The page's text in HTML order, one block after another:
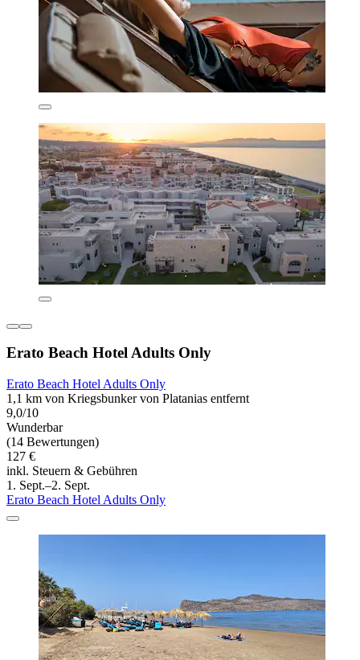
Erato Beach Hotel Adults Only
Erato Beach Hotel Adults Only
1,1 km von Kriegsbunker von Platanias entfernt
9,0/10
Wunderbar
(14 Bewertungen)
127 €
inkl. Steuern & Gebühren
1. Sept.–2. Sept.
Erato Beach Hotel Adults Only